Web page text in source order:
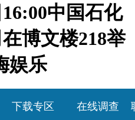
中国石化
博文楼218举
娱乐
下载专区 在线调查